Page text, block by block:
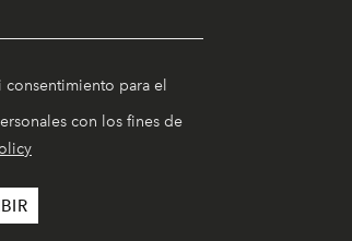
para el
con los fines de